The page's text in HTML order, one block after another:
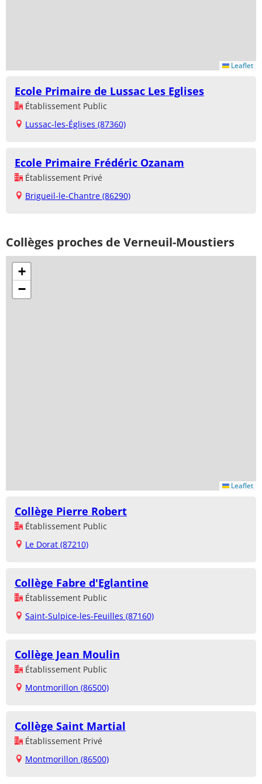
Leaflet
Ecole Primaire de Lussac Les Eglises
Établissement Public
Lussac-les-Églises (87360)
Ecole Primaire Frédéric Ozanam
Établissement Privé
Brigueil-le-Chantre (86290)
Collèges proches de Verneuil-Moustiers
+
−
Leaflet
Collège Pierre Robert
Établissement Public
Le Dorat (87210)
Collège Fabre d'Eglantine
Établissement Public
Saint-Sulpice-les-Feuilles (87160)
Collège Jean Moulin
Établissement Public
Montmorillon (86500)
Collège Saint Martial
Établissement Privé
Montmorillon (86500)